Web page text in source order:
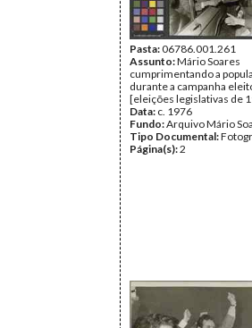
Pasta:06786.001.261
Assunto:Mário Soares
cumprimentando a
durante a campanha
[eleições legislativas de
Data: c. 1976
Fundo:Arquivo Mário
Tipo Documental:
Página(s):2